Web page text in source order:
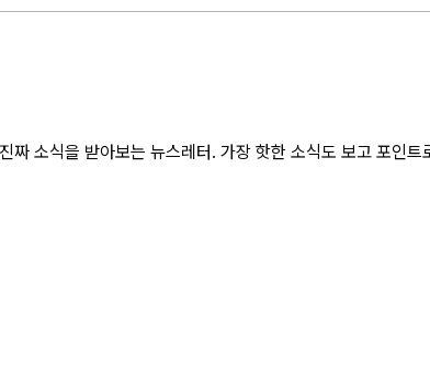
짜 소식을 받아보는 뉴스레터. 가장 핫한 소식도 보고 포인트